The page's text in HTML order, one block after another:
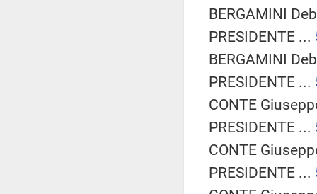
BERGAMINI
PRESIDENTE ...
BERGAMINI
PRESIDENTE ...
CONTE
PRESIDENTE ...
CONTE
PRESIDENTE ...